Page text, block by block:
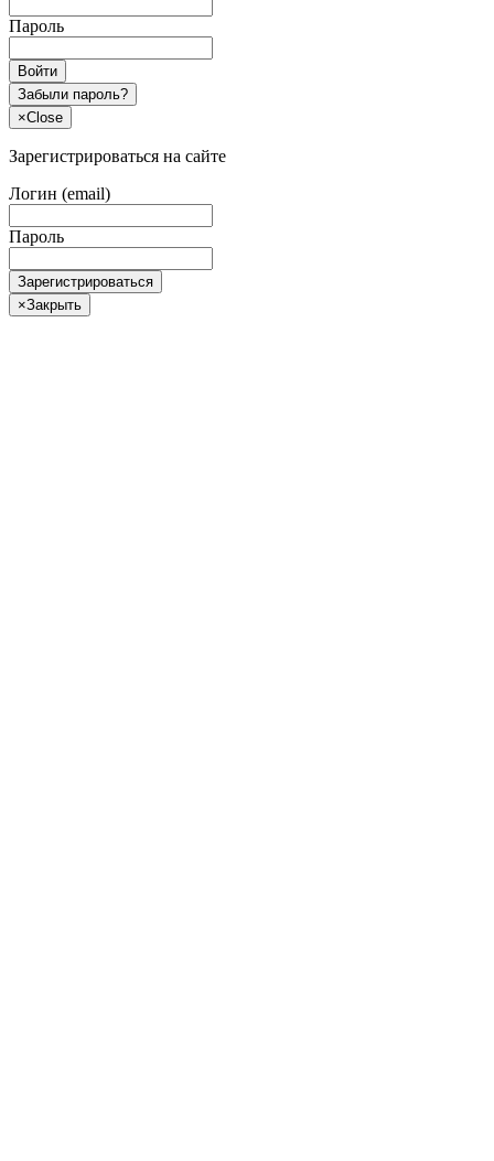
Пароль
Войти
Забыли пароль?
×Close
Зарегистрироваться на сайте
Логин (email)
Пароль
Зарегистрироваться
×Закрыть